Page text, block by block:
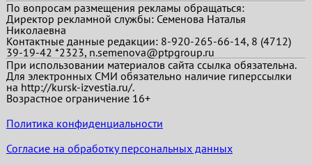
По вопросам размещения рекламы обращаться:
Директор рекламной службы: Семенова Наталья
Николаевна
Контактные данные редакции: 8-920-265-66-14, 8 (4712)
39-19-42 *2323, n.semenova@ptpgroup.ru
При использовании материалов сайта ссылка обязательна.
Для электронных СМИ обязательно наличие гиперссылки
на http://kursk-izvestia.ru/.
Возрастное ограничение 16+
Политика конфиденциальности
Согласие на обработку персональных данных